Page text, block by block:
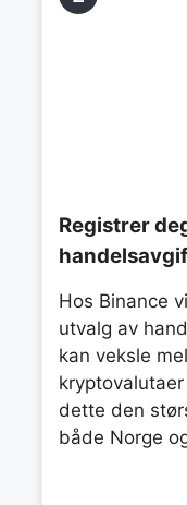
Registrer
Hos Binance
utvalg av
kan veksle
dette den
både Norge